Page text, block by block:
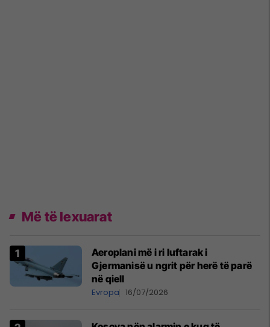
Më të lexuarat
Aeroplani më i ri luftarak i
Gjermanisë u ngrit për herë të parë
në qiell
Evropa 16/07/2026